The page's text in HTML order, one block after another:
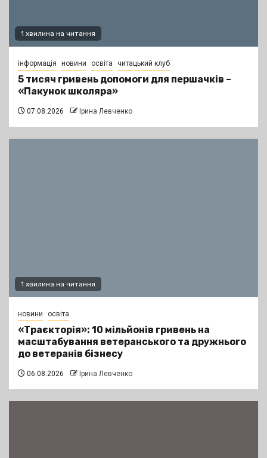
1 хвилина на читання
інформація новини освіта читацький клуб
5 тисяч гривень допомоги для першачків –
«Пакунок школяра»
07.08.2026 Ірина Левченко
1 хвилина на читання
новини освіта
«Траєкторія»: 10 мільйонів гривень на
масштабування ветеранського та дружнього
до ветеранів бізнесу
06.08.2026 Ірина Левченко